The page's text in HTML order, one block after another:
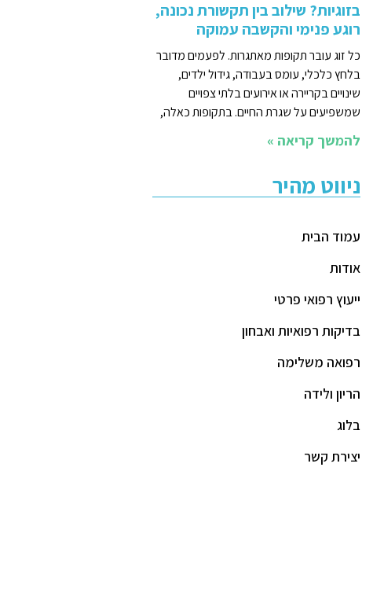
בזוגיות? שילוב בין תקשורת נכונה,
רוגע פנימי והקשבה עמוקה
כל זוג עובר תקופות מאתגרות. לפעמים מדובר
בלחץ כלכלי, עומס בעבודה, גידול ילדים,
שינויים בקריירה או אירועים בלתי צפויים
שמשפיעים על שגרת החיים. בתקופות כאלה,
להמשך קריאה »
ניווט מהיר
עמוד הבית
אודות
ייעוץ רפואי פרטי
בדיקות רפואיות ואבחון
רפואה משלימה
הריון ולידה
בלוג
יצירת קשר